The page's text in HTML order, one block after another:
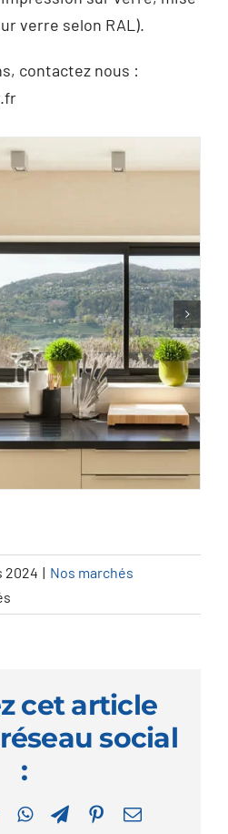
verre selon RAL).
contactez nous :
2024 | Nos marchés
Miroitiers
cet article
social
:
WhatsAppTelegramPinterest
Email